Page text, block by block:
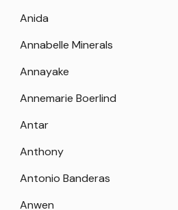
Anida
Annabelle Minerals
Annayake
Annemarie Boerlind
Antar
Anthony
Antonio Banderas
Anwen